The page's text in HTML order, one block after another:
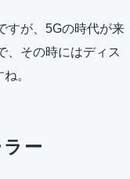
すが、5Gの時代が来
、その時にはディス
。
ー